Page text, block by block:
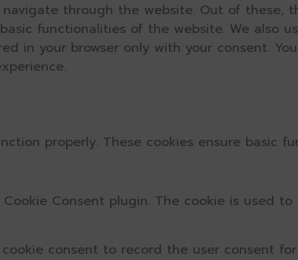
through the website. Out of these,
functionalities of the website. We also
in your browser only with your consent.
properly. These cookies ensure basic
Cookie Consent plugin. The cookie is used
cookie consent to record the user consent